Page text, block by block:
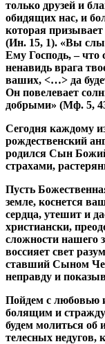
только друзей и
обидящих нас, и
которая
(Ин. 15, 1). «Вы
Ему Господь, – что
ненавидь врага
ваших, <…> да
Он повелевает
добрыми» (Мф. 5,
Сегодня каждому
рождественский
родился Сын
страхами,
Пусть
земле, коснется
сердца, утешит и
христиански,
сложности нашего
воссияет свет
ставший Сыном
неправду и
Пойдем с любовью
болящим и
будем молиться об
телесных недугов,